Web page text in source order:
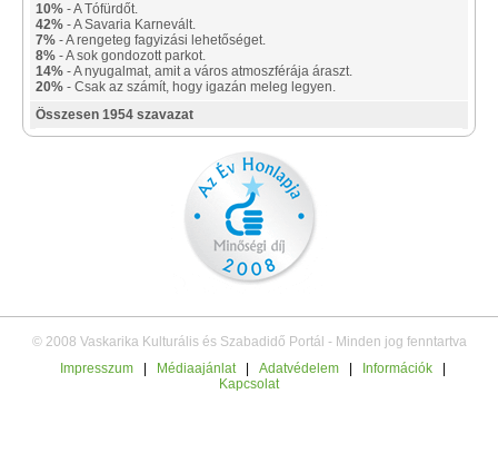
10% - A Tófürdőt.
42% - A Savaria Karnevált.
7% - A rengeteg fagyizási lehetőséget.
8% - A sok gondozott parkot.
14% - A nyugalmat, amit a város atmoszférája áraszt.
20% - Csak az számít, hogy igazán meleg legyen.
Összesen 1954 szavazat
© 2008 Vaskarika Kulturális és Szabadidő Portál - Minden jog fenntartva
Impresszum
Médiaajánlat Adatvédelem Információk
Kapcsolat